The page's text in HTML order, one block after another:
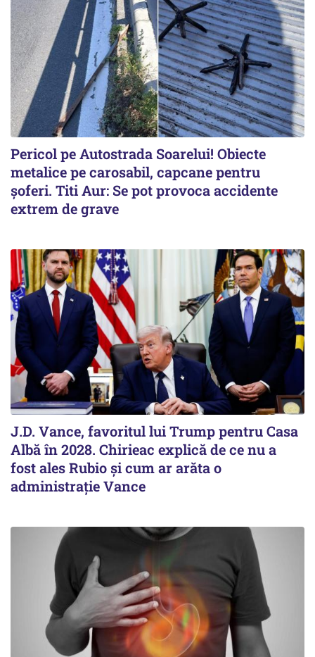
Pericol pe Autostrada Soarelui! Obiecte
metalice pe carosabil, capcane pentru
șoferi. Titi Aur: Se pot provoca accidente
extrem de grave
J.D. Vance, favoritul lui Trump pentru Casa
Albă în 2028. Chirieac explică de ce nu a
fost ales Rubio și cum ar arăta o
administrație Vance